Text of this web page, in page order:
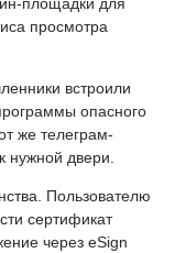
площадки для
просмотра
встроили
опасного
же телеграм-
нужной двери.
Пользователю
сертификат
через eSign